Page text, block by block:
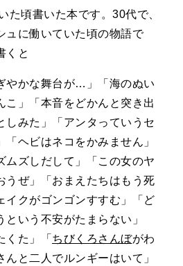
た頃書いた本です。30代で、
ュに働いていた頃の物語で
くと
やかな舞台が…」「海のぬい
こ」「本音をどかんと突き出
しみた」「アンタっていうセ
「ヘビはネコをかみません」
ムズしだして」「この女のヤ
うぜ」「おまえたちはもう死
イクがゴンゴンすすむ」「ど
という不安がたまらない」
くた」「 ちびくろさんぼがわ
んと二人でルンギーはいて」